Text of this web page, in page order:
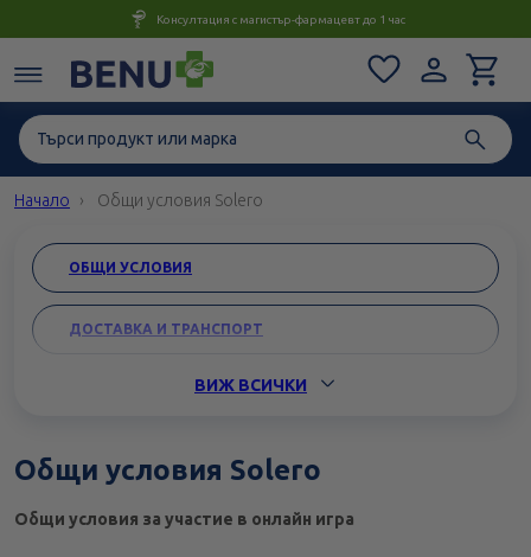
Консултация с магистър-фармацевт до 1 час
Начало Общи условия Solero
Общи условия Solero
Общи условия за участие в онлайн игра
ОБЩИ УСЛОВИЯ
ДОСТАВКА И ТРАНСПОРТ
ВРЪЩАНЕНЕ И ЗАМЯНА
ЗАЩИТА НА ЛИЧНИТЕ ДАННИ
ВИЖ ВСИЧКИ